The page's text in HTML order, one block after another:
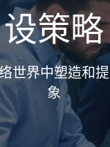
设策略
世界中塑造和
象